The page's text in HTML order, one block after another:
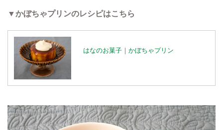
▼かぼちゃプリンのレシピはこちら
はなのお菓子｜かぼちゃプリン